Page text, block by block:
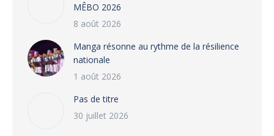
MÊBO 2026
8 août 2026
Manga résonne au rythme de la résilience
nationale
1 août 2026
Pas de titre
30 juillet 2026